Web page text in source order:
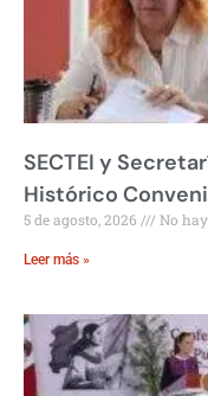
SECTEI y
Histórico
5 de agosto, 2026 No
Leer más »